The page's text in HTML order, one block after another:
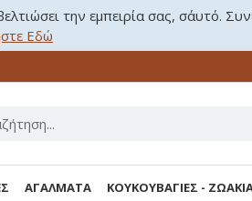
την εμπειρία σας, σ΄αυτό.
Εδώ
ΑΓΑΛΜΑΤΑ ΚΟΥΚΟΥΒΑΓΙΕΣ -